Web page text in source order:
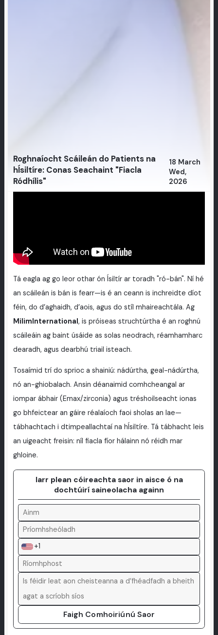
Roghnaíocht Scáileán do Patients na
hÍsiltíre: Conas Seachaint "Fiacla
Ródhílis"
18 March
Wed,
2026
Tá eagla ag go leor othar ón Ísiltír ar toradh "ró-bán". Ní hé
an scáileán is bán is fearr—is é an ceann is inchreidte díot
féin, do d’aghaidh, d’aois, agus do stíl mhaireachtála. Ag
MilimInternational, is próiseas struchtúrtha é an roghnú
scáileáin ag baint úsáide as solas neodrach, réamhamharc
dearadh, agus dearbhú triail isteach.
Tosaímid trí do sprioc a shainiú: nádúrtha, geal-nádúrtha,
nó an-ghiobalach. Ansin déanaimid comhcheangal ar
iompar ábhair (Emax/zirconia) agus tréshoilseacht ionas
go bhfeictear an gáire réalaíoch faoi sholas an lae—
tábhachtach i dtimpeallachtaí na hÍsiltíre. Tá tábhacht leis
an uigeacht freisin: níl fiacla fíor hálainn nó réidh mar
ghloine.
Iarr plean cóireachta saor in aisce ó na
dochtúirí saineolacha againn
+1
Faigh Comhoiriúnú Saor